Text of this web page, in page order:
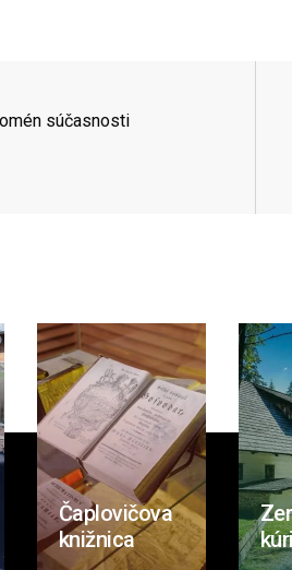
súčasnosti
Čaplovičova
knižnica